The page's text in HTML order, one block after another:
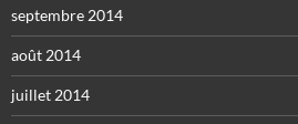
septembre 2014
août 2014
juillet 2014